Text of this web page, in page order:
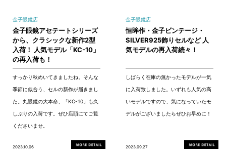
金子眼鏡店
金子眼鏡アセテートシリーズ
から、クラシックな新作2型
入荷！ 人気モデル「KC-10」
の再入荷も！
すっかり秋めいてきましたね。そんな
季節に似合う、セルの新作が届きまし
た。丸眼鏡の大本命、「KC-10」も久
しぶりの入荷です。ぜひ店頭にてご覧
くださいませ。
2023.10.06
金子眼鏡店
恒眸作・金子ビンテージ・
SILVER925飾りセルなど 人
気モデルの再入荷続々！
しばらく在庫の無かったモデルが一気
に入荷致しました。いずれも人気の高
いモデルですので、気になっていたモ
デルがございましたらぜひお早めに！
2023.09.27